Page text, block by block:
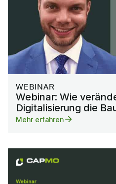
WEBINAR
Webinar: Wie
Digitalisierung die
Mehr erfahren